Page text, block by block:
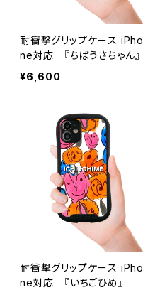
耐衝撃グリップケース iPho
ne対応 『ちばうさちゃん』
¥6,600
耐衝撃グリップケース iPho
ne対応 『いちごひめ』